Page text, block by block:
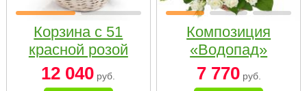
Корзина с 51
красной розой
12 040 руб.
Композиция
«Водопад»
7 770руб.